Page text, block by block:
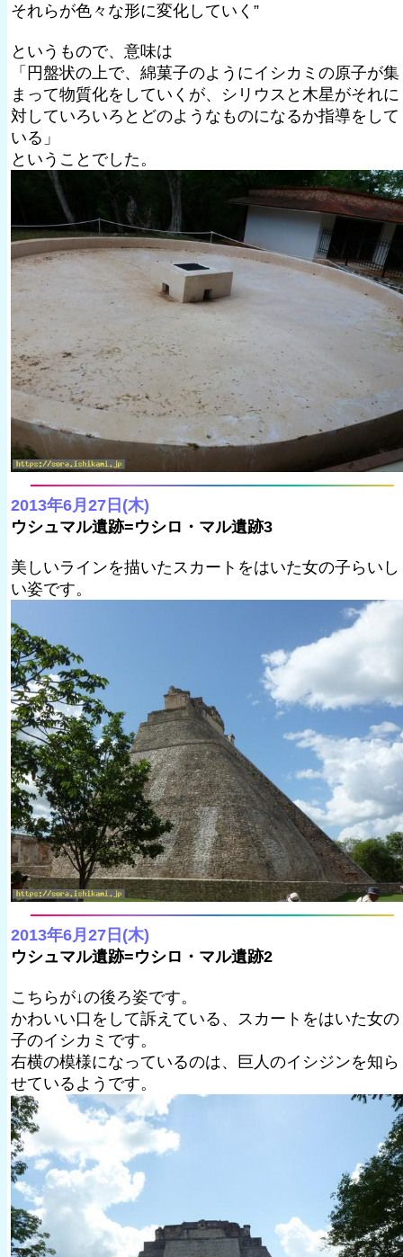
それらが色々な形に変化していく”
というもので、意味は
「円盤状の上で、綿菓子のようにイシカミの原子が集
まって物質化をしていくが、シリウスと木星がそれに
対していろいろとどのようなものになるか指導をして
いる」
ということでした。
2013年6月27日(木)
ウシュマル遺跡=ウシロ・マル遺跡3
美しいラインを描いたスカートをはいた女の子らいし
い姿です。
2013年6月27日(木)
ウシュマル遺跡=ウシロ・マル遺跡2
こちらが↓の後ろ姿です。
かわいい口をして訴えている、スカートをはいた女の
子のイシカミです。
右横の模様になっているのは、巨人のイシジンを知ら
せているようです。